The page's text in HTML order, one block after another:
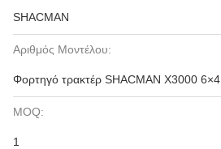
SHACMAN
Αριθμός Μοντέλου:
Φορτηγό τρακτέρ SHACMAN X3000 6×4
MOQ:
1